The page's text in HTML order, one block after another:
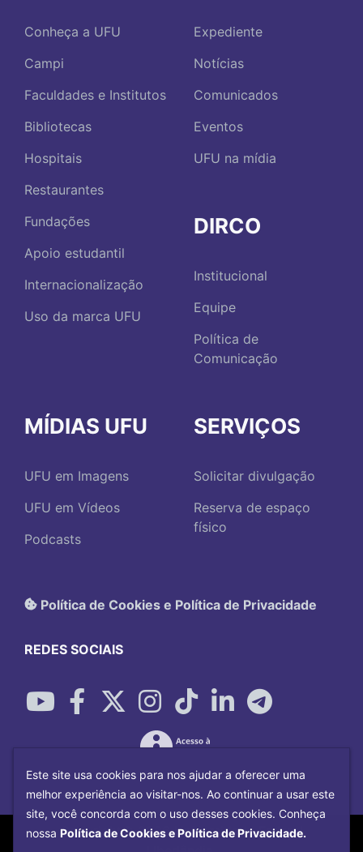
Conheça a UFU
Campi
Faculdades e Institutos
Bibliotecas
Hospitais
Restaurantes
Fundações
Apoio estudantil
Internacionalização
Uso da marca UFU
Expediente
Notícias
Comunicados
Eventos
UFU na mídia
DIRCO
Institucional
Equipe
Política de
Comunicação
MÍDIAS UFU
UFU em Imagens
UFU em Vídeos
Podcasts
SERVIÇOS
Solicitar divulgação
Reserva de espaço
físico
Política de Cookies e Política de Privacidade
REDES SOCIAIS
Copyright©2026Universidade Federal
Este site usa cookies para nos ajudar a oferecer uma
melhor experiência ao visitar-nos. Ao continuar a usar este
site, você concorda com o uso desses cookies. Conheça
nossa Política de Cookies e Política de Privacidade.